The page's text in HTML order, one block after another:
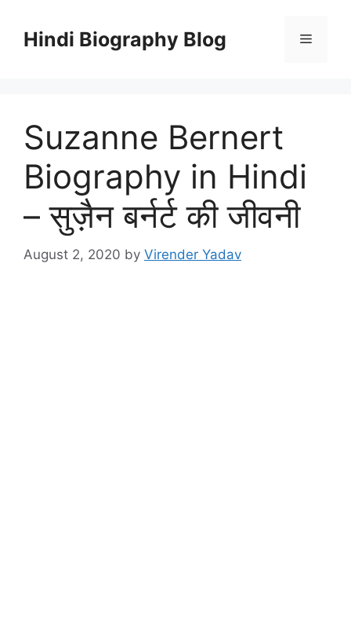
contentHindi Biography Blog Menu
Suzanne Bernert
Biography in Hindi
– सुज़ैन बर्नर्ट की जीवनी
August 2, 2020 by Virender Yadav